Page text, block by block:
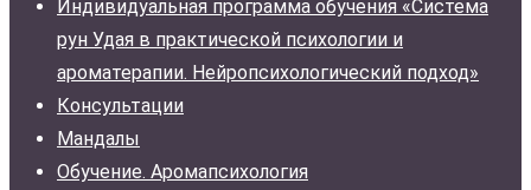
Индивидуальная программа обучения «Система
рун Удая в практической психологии и
ароматерапии. Нейропсихологический подход»
Консультации
Мандалы
Обучение. Аромапсихология